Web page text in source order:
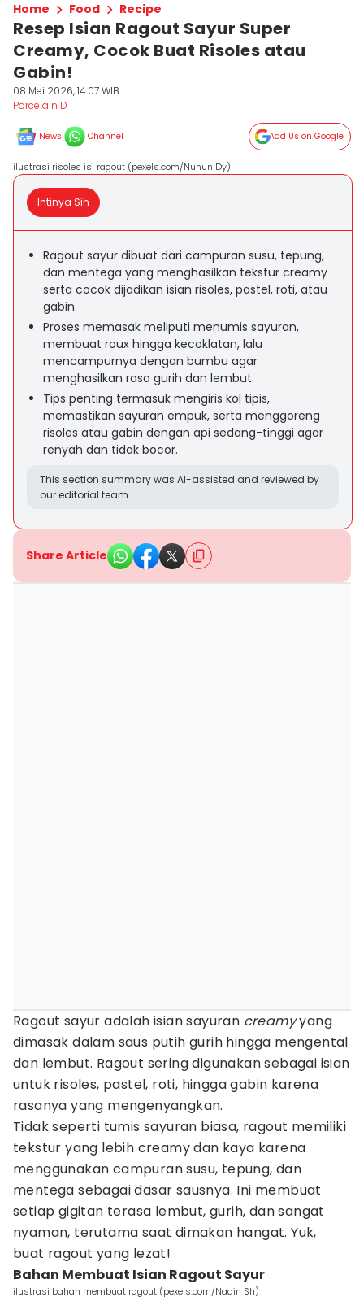
Home Food Recipe
Resep Isian Ragout Sayur Super
Creamy, Cocok Buat Risoles atau
Gabin!
08 Mei 2026, 14:07 WIB
Porcelain D
News Channel Add Us on Google
ilustrasi risoles isi ragout (pexels.com/Nunun Dy)
Intinya Sih
Ragout sayur dibuat dari campuran susu, tepung,
dan mentega yang menghasilkan tekstur creamy
serta cocok dijadikan isian risoles, pastel, roti, atau
gabin.
Proses memasak meliputi menumis sayuran,
membuat roux hingga kecoklatan, lalu
mencampurnya dengan bumbu agar
menghasilkan rasa gurih dan lembut.
Tips penting termasuk mengiris kol tipis,
memastikan sayuran empuk, serta menggoreng
risoles atau gabin dengan api sedang-tinggi agar
renyah dan tidak bocor.
This section summary was AI-assisted and reviewed by
our editorial team.
Share Article
Ragout sayur adalah isian sayuran creamyyang
dimasak dalam saus putih gurih hingga mengental
dan lembut. Ragout sering digunakan sebagai isian
untuk risoles, pastel, roti, hingga gabin karena
rasanya yang mengenyangkan.
Tidak seperti tumis sayuran biasa, ragout memiliki
tekstur yang lebih creamy dan kaya karena
menggunakan campuran susu, tepung, dan
mentega sebagai dasar sausnya. Ini membuat
setiap gigitan terasa lembut, gurih, dan sangat
nyaman, terutama saat dimakan hangat. Yuk,
buat ragout yang lezat!
Bahan Membuat Isian Ragout Sayur
ilustrasi bahan membuat ragout (pexels.com/Nadin Sh)